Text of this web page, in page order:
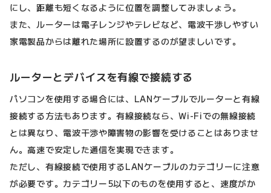
にし、距離も短くなるように位置を調整してみましょう。
また、ルーターは電子レンジやテレビなど、電波干渉しやすい
家電製品からは離れた場所に設置するのが望ましいです。
ルーターとデバイスを有線で接続する
パソコンを使用する場合には、LANケーブルでルーターと有線
接続する方法もあります。有線接続なら、Wi-Fiでの無線接続
とは異なり、電波干渉や障害物の影響を受けることはありませ
ん。高速で安定した通信を実現できます。
ただし、有線接続で使用するLANケーブルのカテゴリーに注意
が必要です。カテゴリー5以下のものを使用すると、速度がか